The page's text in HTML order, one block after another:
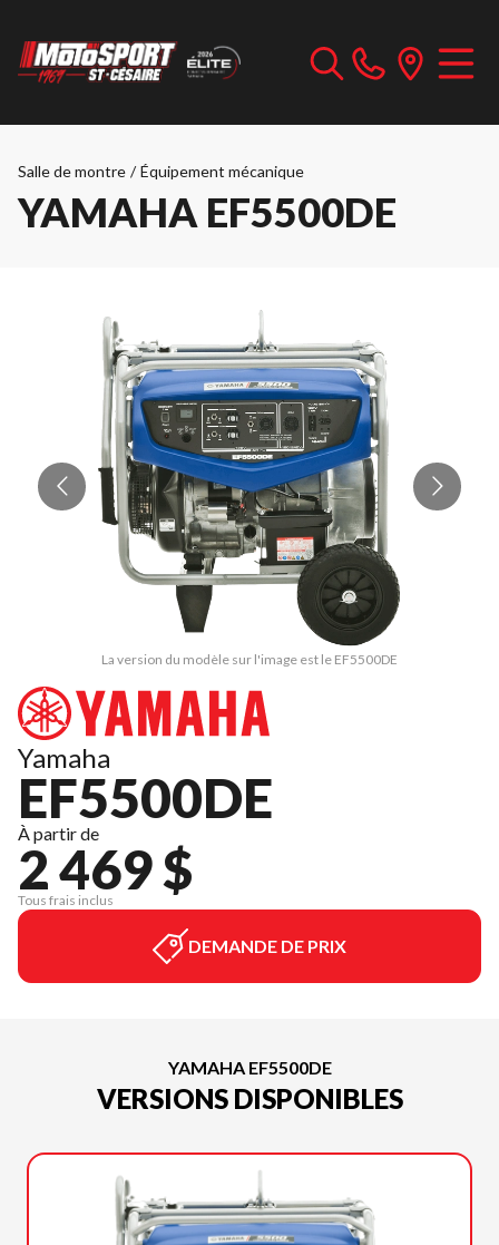
Salle de montre / Équipement mécanique
YAMAHA EF5500DE
La version du modèle sur l'image est le EF5500DE
Yamaha
EF5500DE
À partir de
2 469 $
Tous frais inclus
DEMANDE DE PRIX
YAMAHA EF5500DE
VERSIONS DISPONIBLES